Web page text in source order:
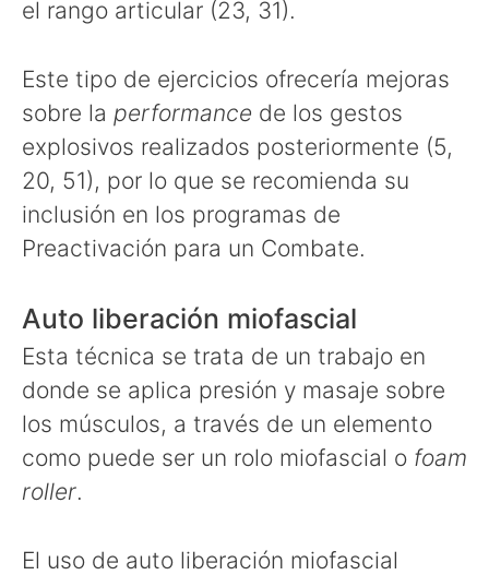
el rango articular (23, 31).
Este tipo de ejercicios ofrecería mejoras
sobre la performance de los gestos
explosivos realizados posteriormente (5,
20, 51), por lo que se recomienda su
inclusión en los programas de
Preactivación para un Combate.
Auto liberación miofascial
Esta técnica se trata de un trabajo en
donde se aplica presión y masaje sobre
los músculos, a través de un elemento
como puede ser un rolo miofascial o foam
roller.
El uso de auto liberación miofascial